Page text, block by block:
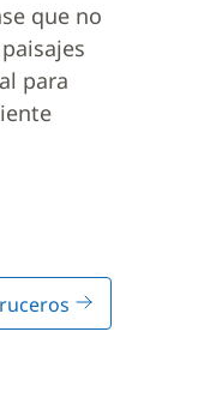
que no
para